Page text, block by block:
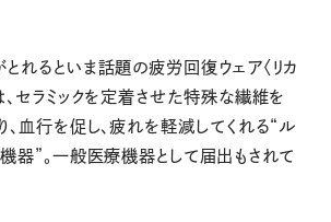
れるといま話題の疲労回復ウェア〈リカ
、セラミックを定着させた特殊な繊維を
、血行を促し、疲れを軽減してくれる“ル
器”。一般医療機器として届出もされて